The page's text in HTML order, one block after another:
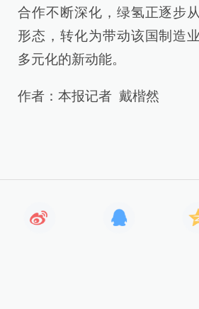
合作不断深化，绿氢正逐步
形态，转化为带动该国制造
多元化的新动能。
作者：本报记者 戴楷然